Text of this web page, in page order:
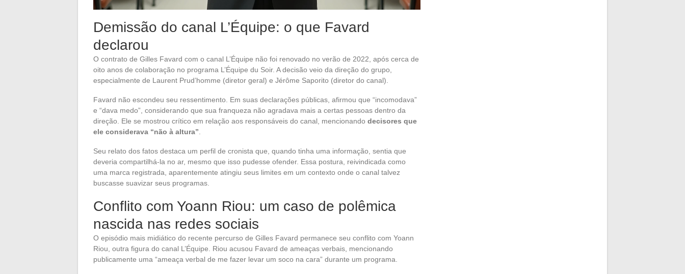
Demissão do canal L’Équipe: o que Favard
declarou
O contrato de Gilles Favard com o canal L’Équipe não foi renovado no verão de 2022, após cerca de
oito anos de colaboração no programa L’Équipe du Soir. A decisão veio da direção do grupo,
especialmente de Laurent Prud’homme (diretor geral) e Jérôme Saporito (diretor do canal).
Favard não escondeu seu ressentimento. Em suas declarações públicas, afirmou que “incomodava”
e “dava medo”, considerando que sua franqueza não agradava mais a certas pessoas dentro da
direção. Ele se mostrou crítico em relação aos responsáveis do canal, mencionando decisores que
ele considerava “não à altura”.
Seu relato dos fatos destaca um perfil de cronista que, quando tinha uma informação, sentia que
deveria compartilhá-la no ar, mesmo que isso pudesse ofender. Essa postura, reivindicada como
uma marca registrada, aparentemente atingiu seus limites em um contexto onde o canal talvez
buscasse suavizar seus programas.
Conflito com Yoann Riou: um caso de polêmica
nascida nas redes sociais
O episódio mais midiático do recente percurso de Gilles Favard permanece seu conflito com Yoann
Riou, outra figura do canal L’Équipe. Riou acusou Favard de ameaças verbais, mencionando
publicamente uma “ameaça verbal de me fazer levar um soco na cara” durante um programa.